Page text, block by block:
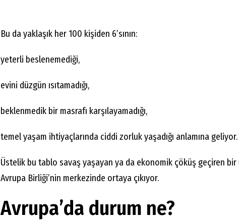
Bu da yaklaşık her 100 kişiden 6’sının:
yeterli beslenemediği,
evini düzgün ısıtamadığı,
beklenmedik bir masrafı karşılayamadığı,
temel yaşam ihtiyaçlarında ciddi zorluk yaşadığı anlamına geliyor.
Üstelik bu tablo savaş yaşayan ya da ekonomik çöküş geçiren bir
Avrupa Birliği’nin merkezinde ortaya çıkıyor.
Avrupa’da durum ne?